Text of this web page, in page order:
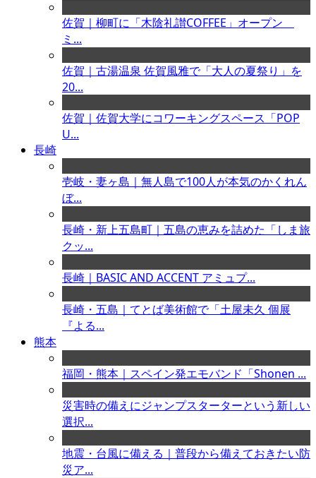
佐賀｜柳町に「木陰礼讃COFFEE」オープン
ミ...
佐賀｜古湯温泉 佐賀風雅で「大人の夏祭り」を
20...
佐賀｜佐賀大学にコワーキングスペース「POP
U...
長崎
壱岐・妻ヶ島｜無人島で100人が本気のかくれん
ぼ...
長崎・新上五島町｜五島の恵みを詰めた「しま旅
クッ...
長崎｜BASIC AND ACCENT アミュプ...
長崎・五島｜てとば美術館で「土屋未久 個展
『よる...
熊本
福岡・熊本｜スペイン発エモバンド「Shonen ...
災害時の備えにジャンプスターターという新しい
選択...
地震・台風に備える｜普段から備えておきたい防
災ア...